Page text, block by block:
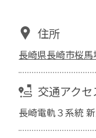
住所
長崎県長崎市桜
交通アクセ
長崎電軌３系統